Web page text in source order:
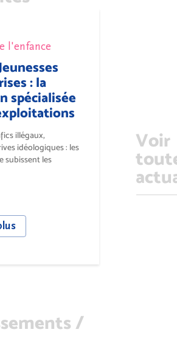
l'enfance
: la
spécialisée
illégaux,
idéologiques : les
subissent les
Voir
/